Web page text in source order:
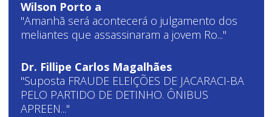
Wilson Porto a
"Amanhã será acontecerá o julgamento dos
meliantes que assassinaram a jovem Ro..."
Dr. Fillipe Carlos Magalhães
"Suposta FRAUDE ELEIÇÕES DE JACARACI-BA
PELO PARTIDO DE DETINHO. ÔNIBUS
APREEN..."